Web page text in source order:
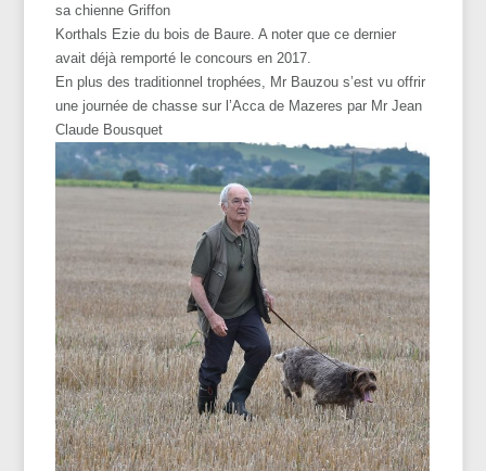
sa chienne Griffon
Korthals Ezie du bois de Baure. A noter que ce dernier
avait déjà remporté le concours en 2017.
En plus des traditionnel trophées, Mr Bauzou s’est vu offrir
une journée de chasse sur l’Acca de Mazeres par Mr Jean
Claude Bousquet